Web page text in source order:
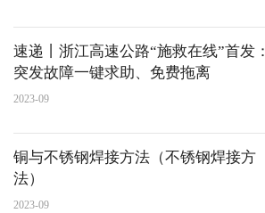
速递丨浙江高速公路“施救在线”首发：
突发故障一键求助、免费拖离
2023-09
铜与不锈钢焊接方法（不锈钢焊接方
法）
2023-09